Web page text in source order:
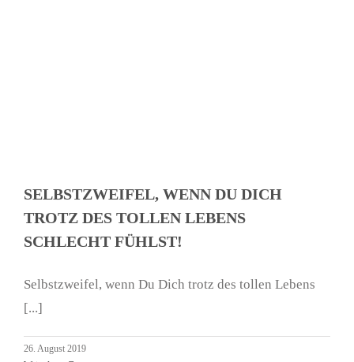
SELBSTZWEIFEL, WENN DU DICH
TROTZ DES TOLLEN LEBENS
SCHLECHT FÜHLST!
Selbstzweifel, wenn Du Dich trotz des tollen Lebens
[...]
26. August 2019